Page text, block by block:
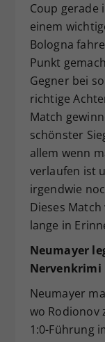
Coup gerade
einem
Bologna
Punkt
Gegner bei
richtige
Match
schönster
allem wenn
verlaufen ist
irgendwie
Dieses
lange in
Neumayer
Nervenkrimi
Neumayer
wo Rodionov
1:0-Führung